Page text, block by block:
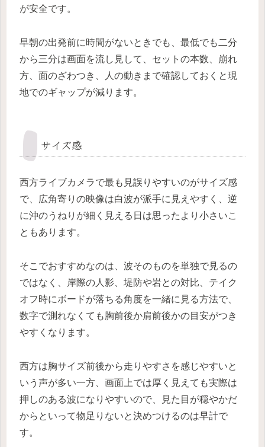
が安全です。
早朝の出発前に時間がないときでも、最低でも二分
から三分は画面を流し見して、セットの本数、崩れ
方、面のざわつき、人の動きまで確認しておくと現
地でのギャップが減ります。
サイズ感
西方ライブカメラで最も見誤りやすいのがサイズ感
で、広角寄りの映像は白波が派手に見えやすく、逆
に沖のうねりが細く見える日は思ったより小さいこ
ともあります。
そこでおすすめなのは、波そのものを単独で見るの
ではなく、岸際の人影、堤防や岩との対比、テイク
オフ時にボードが落ちる角度を一緒に見る方法で、
数字で測れなくても胸前後か肩前後かの目安がつき
やすくなります。
西方は胸サイズ前後から走りやすさを感じやすいと
いう声が多い一方、画面上では厚く見えても実際は
押しのある波になりやすいので、見た目が穏やかだ
からといって物足りないと決めつけるのは早計で
す。